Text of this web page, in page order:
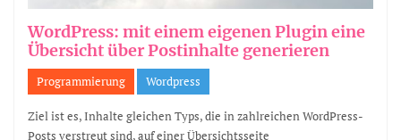
WordPress: mit einem eigenen Plugin eine
Übersicht über Postinhalte generieren
Programmierung Wordpress
Ziel ist es, Inhalte gleichen Typs, die in zahlreichen WordPress-
Posts verstreut sind, auf einer Übersichtsseite